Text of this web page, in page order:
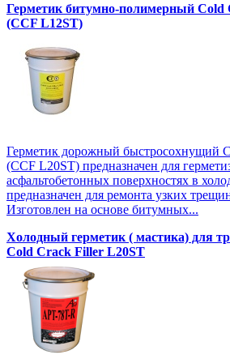
Герметик битумно-полимерный
(CCF L12SТ)
Герметик дорожный быстросохнущий
(CCF L20SТ) предназначен для
асфальтобетонных поверхностях в
предназначен для ремонта узких
Изготовлен на основе битумных...
Холодный герметик ( мастика) для
Cold Crack Filler L20SТ